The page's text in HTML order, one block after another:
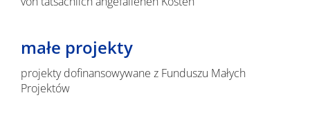
małe projekty
projekty dofinansowywane z Funduszu Małych
Projektów